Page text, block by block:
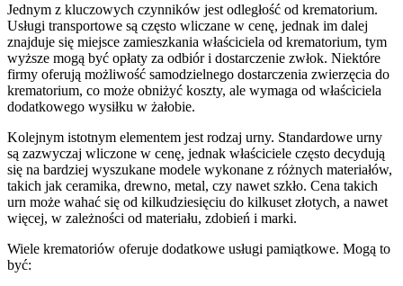
Jednym z kluczowych czynników jest odległość od krematorium.
Usługi transportowe są często wliczane w cenę, jednak im dalej
znajduje się miejsce zamieszkania właściciela od krematorium, tym
wyższe mogą być opłaty za odbiór i dostarczenie zwłok. Niektóre
firmy oferują możliwość samodzielnego dostarczenia zwierzęcia do
krematorium, co może obniżyć koszty, ale wymaga od właściciela
dodatkowego wysiłku w żałobie.
Kolejnym istotnym elementem jest rodzaj urny. Standardowe urny
są zazwyczaj wliczone w cenę, jednak właściciele często decydują
się na bardziej wyszukane modele wykonane z różnych materiałów,
takich jak ceramika, drewno, metal, czy nawet szkło. Cena takich
urn może wahać się od kilkudziesięciu do kilkuset złotych, a nawet
więcej, w zależności od materiału, zdobień i marki.
Wiele krematoriów oferuje dodatkowe usługi pamiątkowe. Mogą to
być: